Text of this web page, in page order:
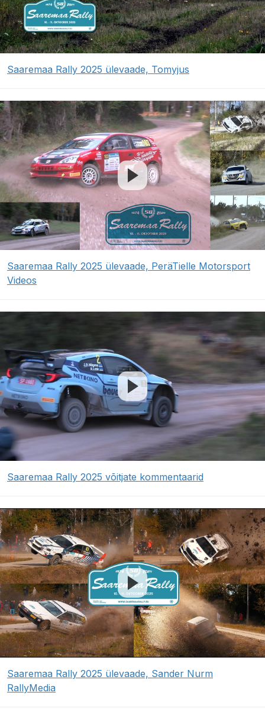
Saaremaa Rally 2025 ülevaade, Tomyjus
Saaremaa Rally 2025 ülevaade, PeräTielle Motorsport
Videos
Saaremaa Rally 2025 võitjate kommentaarid
Saaremaa Rally 2025 ülevaade, Sander Nurm
RallyMedia